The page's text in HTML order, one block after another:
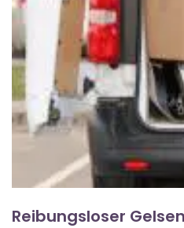
Reibungsloser